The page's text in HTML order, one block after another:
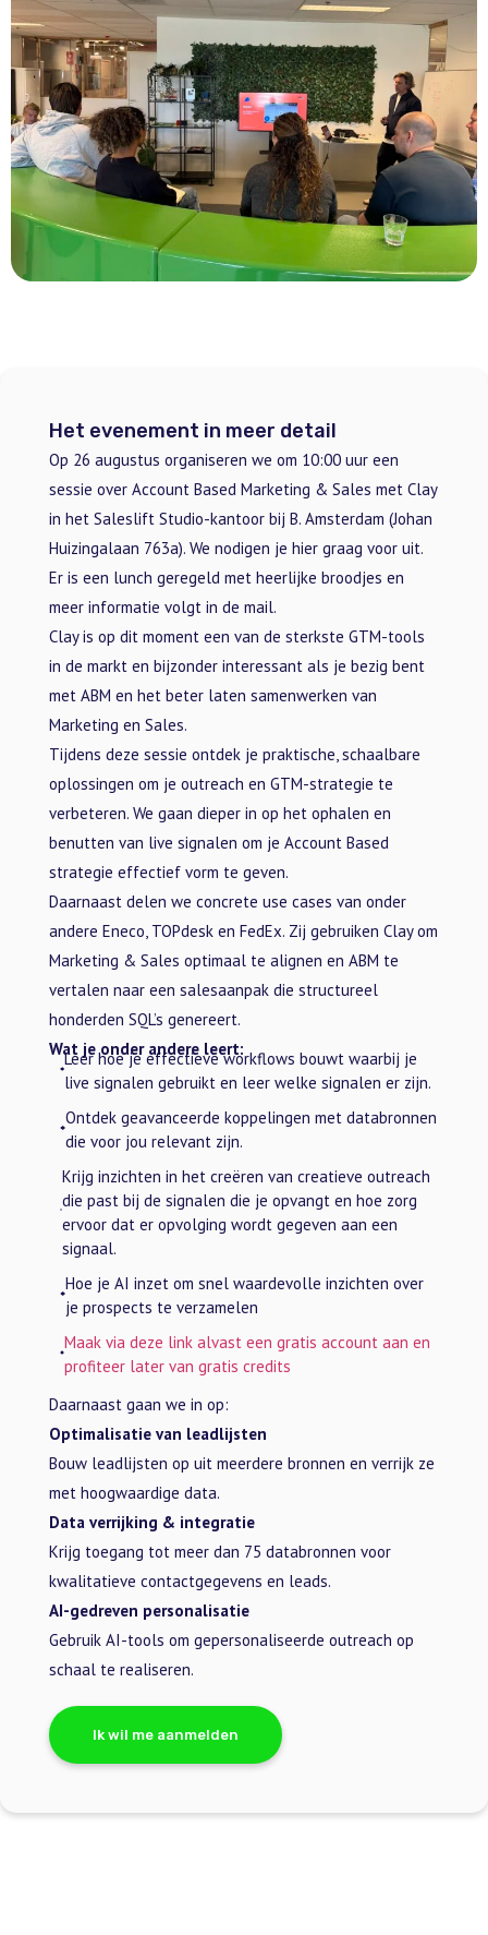
Het evenement in meer detail
Op 26 augustus organiseren we om 10:00 uur een
sessie over Account Based Marketing & Sales met Clay
in het Saleslift Studio-kantoor bij B. Amsterdam (Johan
Huizingalaan 763a). We nodigen je hier graag voor uit.
Er is een lunch geregeld met heerlijke broodjes en
meer informatie volgt in de mail.
Clay is op dit moment een van de sterkste GTM-tools
in de markt en bijzonder interessant als je bezig bent
met ABM en het beter laten samenwerken van
Marketing en Sales.
Tijdens deze sessie ontdek je praktische, schaalbare
oplossingen om je outreach en GTM-strategie te
verbeteren. We gaan dieper in op het ophalen en
benutten van live signalen om je Account Based
strategie effectief vorm te geven.
Daarnaast delen we concrete use cases van onder
andere Eneco, TOPdesk en FedEx. Zij gebruiken Clay om
Marketing & Sales optimaal te alignen en ABM te
vertalen naar een salesaanpak die structureel
honderden SQL’s genereert.
Wat je onder andere leert:
Leer hoe je effectieve workflows bouwt waarbij je
live signalen gebruikt en leer welke signalen er zijn.
Ontdek geavanceerde koppelingen met databronnen
die voor jou relevant zijn.
Krijg inzichten in het creëren van creatieve outreach
die past bij de signalen die je opvangt en hoe zorg
ervoor dat er opvolging wordt gegeven aan een
signaal.
Hoe je AI inzet om snel waardevolle inzichten over
je prospects te verzamelen
Maak via deze link alvast een gratis account aan en
profiteer later van gratis credits
Daarnaast gaan we in op:
Optimalisatie van leadlijsten
Bouw leadlijsten op uit meerdere bronnen en verrijk ze
met hoogwaardige data.
Data verrijking & integratie
Krijg toegang tot meer dan 75 databronnen voor
kwalitatieve contactgegevens en leads.
AI-gedreven personalisatie
Gebruik AI-tools om gepersonaliseerde outreach op
schaal te realiseren.
Ik wil me aanmelden